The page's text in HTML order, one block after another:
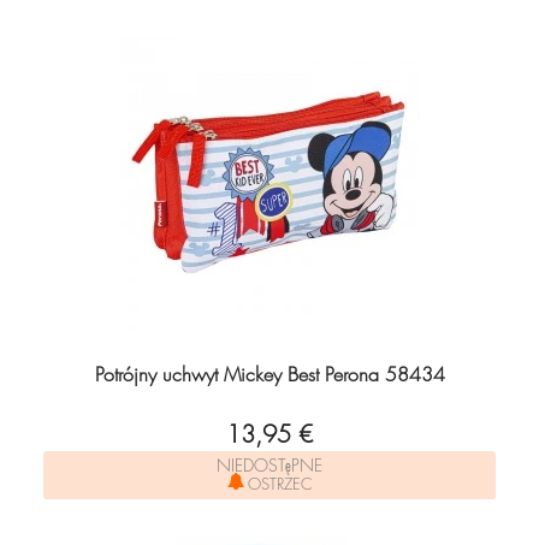
Potrójny uchwyt Mickey Best Perona 58434
13,95 €
NIEDOSTęPNE
OSTRZEC